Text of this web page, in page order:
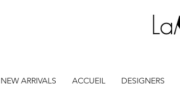
NEW ARRIVALS ACCUEIL DESIGNERS